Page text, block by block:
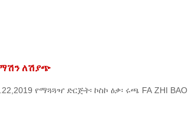
ማሽን ለሽያጭ
የማጓጓዣ ድርጅት፡ ኮስኮ ዕቃ፡ ሩጫ FA ZHI BAO